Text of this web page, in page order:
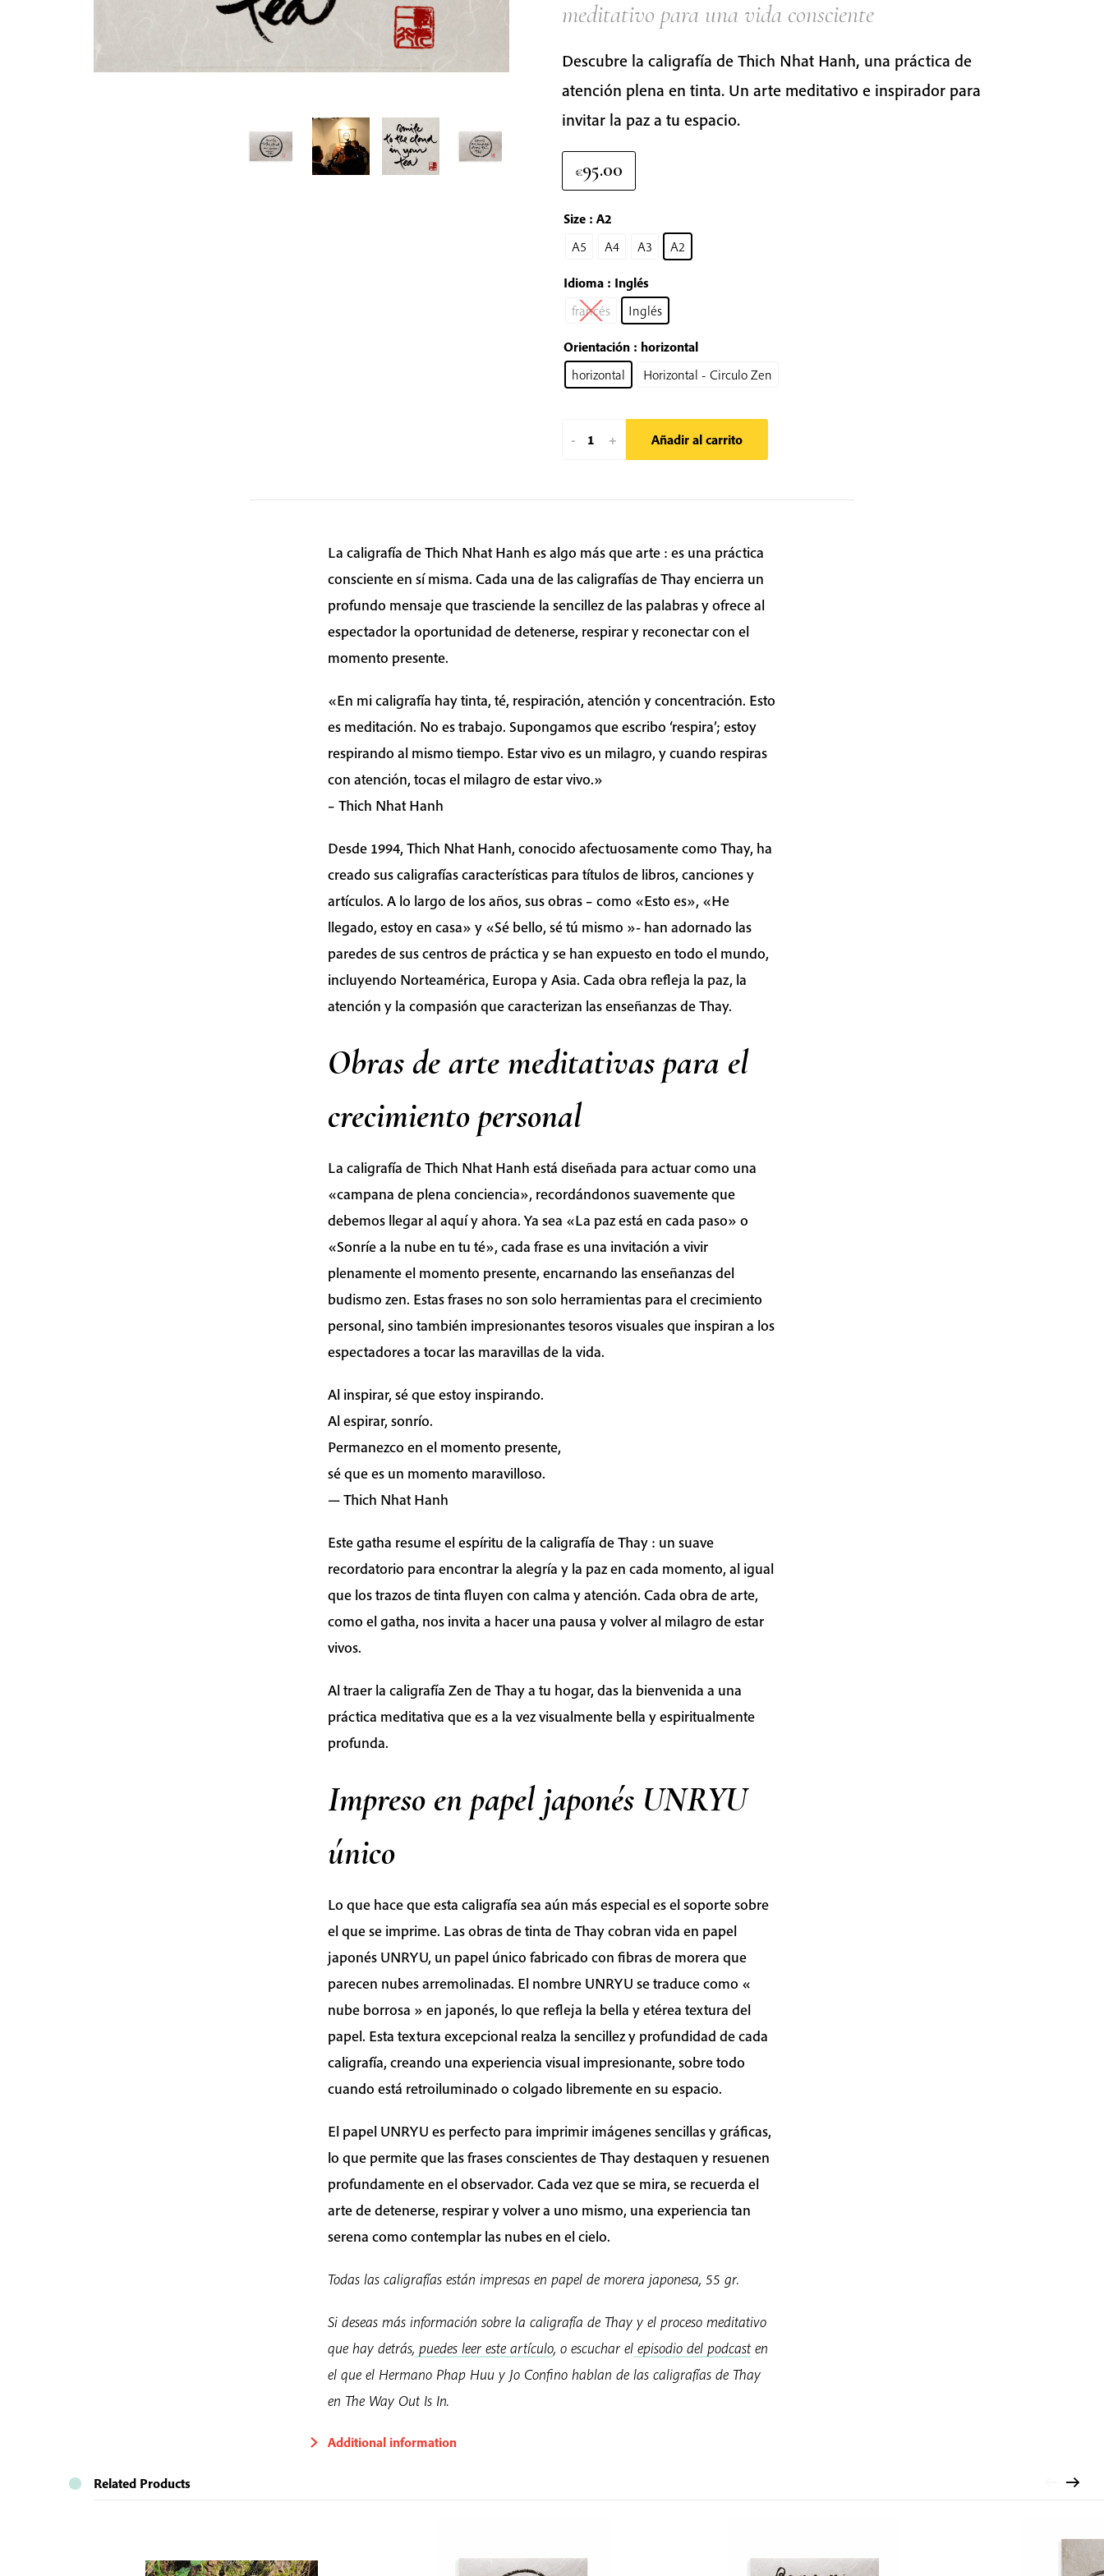
meditativo para una vida consciente
Descubre la caligrafía de Thich Nhat Hanh, una práctica de
atención plena en tinta. Un arte meditativo e inspirador para
invitar la paz a tu espacio.
€95.00
Size : A2
A5
A4 A3 A2
Idioma : Inglés
francés
Inglés
Orientación : horizontal
horizontal
Horizontal - Circulo Zen
-
Smile
Your
Tea
de
Hanh
cantidad
+ Añadir al carrito
La caligrafía de Thich Nhat Hanh es algo más que arte : es una práctica
consciente en sí misma. Cada una de las caligrafías de Thay encierra un
profundo mensaje que trasciende la sencillez de las palabras y ofrece al
espectador la oportunidad de detenerse, respirar y reconectar con el
momento presente.
«En mi caligrafía hay tinta, té, respiración, atención y concentración. Esto
es meditación. No es trabajo. Supongamos que escribo ‘respira’; estoy
respirando al mismo tiempo. Estar vivo es un milagro, y cuando respiras
con atención, tocas el milagro de estar vivo.»
– Thich Nhat Hanh
Desde 1994, Thich Nhat Hanh, conocido afectuosamente como Thay, ha
creado sus caligrafías características para títulos de libros, canciones y
artículos. A lo largo de los años, sus obras – como «Esto es», «He
llegado, estoy en casa» y «Sé bello, sé tú mismo »- han adornado las
paredes de sus centros de práctica y se han expuesto en todo el mundo,
incluyendo Norteamérica, Europa y Asia. Cada obra refleja la paz, la
atención y la compasión que caracterizan las enseñanzas de Thay.
Obras de arte meditativas para el
crecimiento personal
La caligrafía de Thich Nhat Hanh está diseñada para actuar como una
«campana de plena conciencia», recordándonos suavemente que
debemos llegar al aquí y ahora. Ya sea «La paz está en cada paso» o
«Sonríe a la nube en tu té», cada frase es una invitación a vivir
plenamente el momento presente, encarnando las enseñanzas del
budismo zen. Estas frases no son solo herramientas para el crecimiento
personal, sino también impresionantes tesoros visuales que inspiran a los
espectadores a tocar las maravillas de la vida.
Al inspirar, sé que estoy inspirando.
Al espirar, sonrío.
Permanezco en el momento presente,
sé que es un momento maravilloso.
— Thich Nhat Hanh
Este gatha resume el espíritu de la caligrafía de Thay : un suave
recordatorio para encontrar la alegría y la paz en cada momento, al igual
que los trazos de tinta fluyen con calma y atención. Cada obra de arte,
como el gatha, nos invita a hacer una pausa y volver al milagro de estar
vivos.
Al traer la caligrafía Zen de Thay a tu hogar, das la bienvenida a una
práctica meditativa que es a la vez visualmente bella y espiritualmente
profunda.
Impreso en papel japonés UNRYU
único
Lo que hace que esta caligrafía sea aún más especial es el soporte sobre
el que se imprime. Las obras de tinta de Thay cobran vida en papel
japonés UNRYU, un papel único fabricado con fibras de morera que
parecen nubes arremolinadas. El nombre UNRYU se traduce como «
nube borrosa » en japonés, lo que refleja la bella y etérea textura del
papel. Esta textura excepcional realza la sencillez y profundidad de cada
caligrafía, creando una experiencia visual impresionante, sobre todo
cuando está retroiluminado o colgado libremente en su espacio.
El papel UNRYU es perfecto para imprimir imágenes sencillas y gráficas,
lo que permite que las frases conscientes de Thay destaquen y resuenen
profundamente en el observador. Cada vez que se mira, se recuerda el
arte de detenerse, respirar y volver a uno mismo, una experiencia tan
serena como contemplar las nubes en el cielo.
Todas las caligrafías están impresas en papel de morera japonesa, 55 gr.
Si deseas más información sobre la caligrafía de Thay y el proceso meditativo
que hay detrás, puedes leer este artículo, o escuchar el episodio del podcast en
el que el Hermano Phap Huu y Jo Confino hablan de las caligrafías de Thay
en The Way Out Is In.
Additional information
Related Products